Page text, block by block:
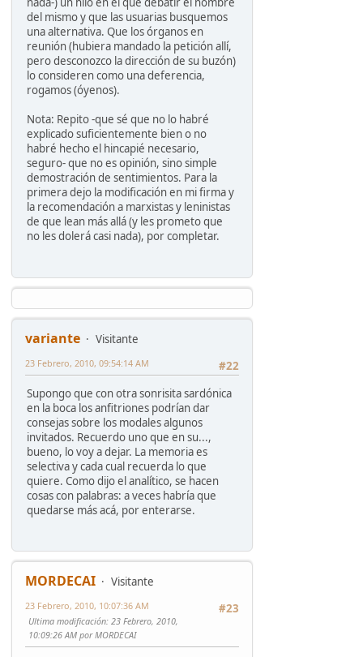
del mismo y que las usuarias busquemos
una alternativa. Que los órganos en
reunión (hubiera mandado la petición allí,
pero desconozco la dirección de su buzón)
lo consideren como una deferencia,
rogamos (óyenos).
Nota: Repito -que sé que no lo habré
explicado suficientemente bien o no
habré hecho el hincapié necesario,
seguro- que no es opinión, sino simple
demostración de sentimientos. Para la
primera dejo la modificación en mi firma y
la recomendación a marxistas y leninistas
de que lean más allá (y les prometo que
no les dolerá casi nada), por completar.
variante
Visitante
#22
23 Febrero, 2010, 09:54:14 AM
Supongo que con otra sonrisita sardónica
en la boca los anfitriones podrían dar
consejas sobre los modales algunos
invitados. Recuerdo uno que en su...,
bueno, lo voy a dejar. La memoria es
selectiva y cada cual recuerda lo que
quiere. Como dijo el analítico, se hacen
cosas con palabras: a veces habría que
quedarse más acá, por enterarse.
MORDECAI
Visitante
#23
23 Febrero, 2010, 10:07:36 AM
Ultima modificación: 23 Febrero, 2010,
10:09:26 AM por MORDECAI